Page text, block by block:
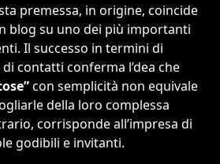
premessa, in origine, coincide
blog su uno dei più importanti
Il successo in termini di
contatti conferma l’dea che
con semplicità non equivale
della loro complessa
corrisponde all’impresa di
godibili e invitanti.